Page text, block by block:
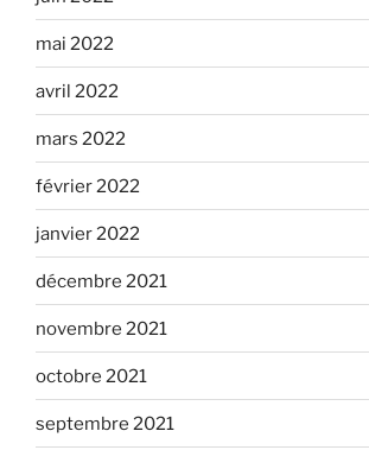
mai 2022
avril 2022
mars 2022
février 2022
janvier 2022
décembre 2021
novembre 2021
octobre 2021
septembre 2021